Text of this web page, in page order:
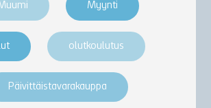
Myynti
olutkoulutus
Päivittäistavarakauppa